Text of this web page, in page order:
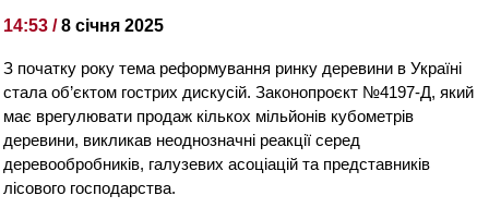
14:53 /8 січня 2025
З початку року тема реформування ринку деревини в Україні
стала об’єктом гострих дискусій. Законопроєкт №4197-Д, який
має врегулювати продаж кількох мільйонів кубометрів
деревини, викликав неоднозначні реакції серед
деревообробників, галузевих асоціацій та представників
лісового господарства.